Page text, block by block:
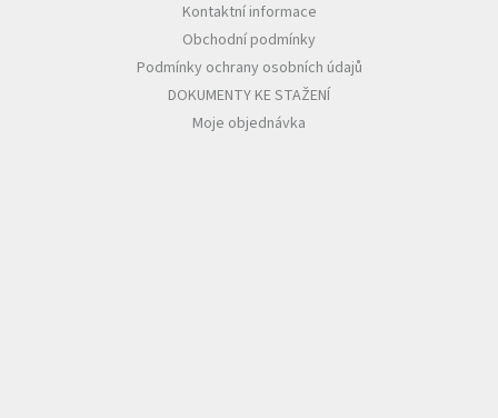
Kontaktní informace
Obchodní podmínky
Podmínky ochrany osobních údajů
DOKUMENTY KE STAŽENÍ
Moje objednávka